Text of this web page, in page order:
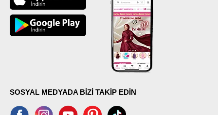
SOSYAL MEDYADA BİZİ TAKİP EDİN